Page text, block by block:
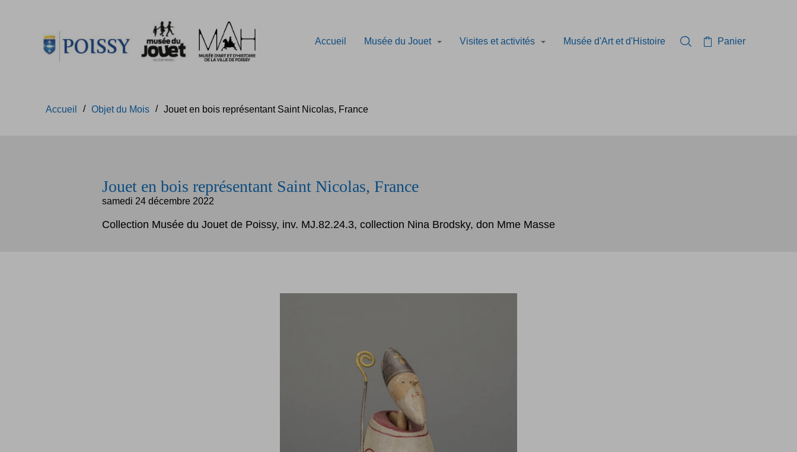
Accèder directement au contenu
Accèder directement au contenu
Accueil
Musée du Jouet Visites et activités Musée d'Art et d'Histoire Rechercher dans la
Panier
Accueil Objet du Mois Jouet en bois représentant Saint Nicolas, France
Jouet en bois représentant Saint Nicolas, France
samedi 24 décembre 2022
Collection Musée du Jouet de Poissy, inv. MJ.82.24.3, collection Nina Brodsky, don Mme Masse